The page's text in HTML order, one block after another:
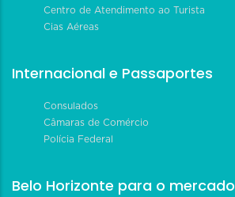
Centro de Atendimento ao Turista
Cias Aéreas
Internacional e Passaportes
Consulados
Câmaras de Comércio
Polícia Federal
Belo Horizonte para o mercado